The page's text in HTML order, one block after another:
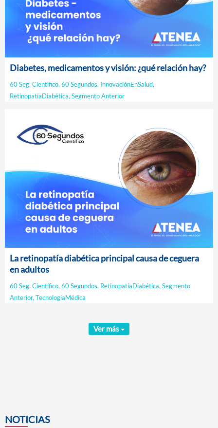
Diabetes, medicamentos y visión: ¿qué relación hay?
60 Seg. Científico, 60 Segundos, InnovaciónEnSalud,
RetinopatíaDiabética, Segmento Anterior
La retinopatía diabética principal causa de ceguera
en adultos
60 Seg. Científico, 60 Segundos, RetinopatíaDiabética, Segmento
Anterior, TecnologíaMédica
Ver más
NOTICIAS